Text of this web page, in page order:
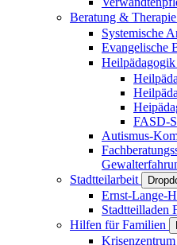
Beratung & Therapie
Systemische
Evangelische
Heilpädagogik
FASD-
Autismus-
Stadtteilarbeit
Ernst-Lange-
Stadtteilladen
Hilfen für Familien
Krisenzentrum